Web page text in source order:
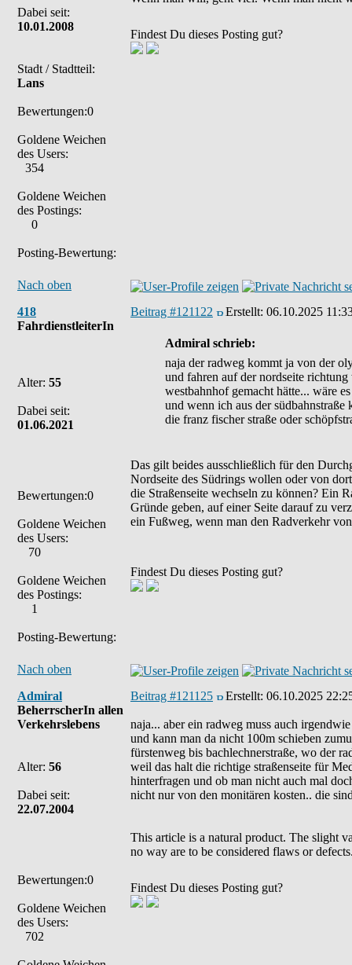
Dabei seit:
10.01.2008
Stadt / Stadtteil:
Lans
Bewertungen:0
Goldene Weichen
des Users:
354
Goldene Weichen
des Postings:
0
Posting-Bewertung:
Findest Du dieses Posting gut?
Nach oben
418
FahrdienstleiterIn
Alter: 55
Dabei seit:
01.06.2021
Bewertungen:0
Goldene Weichen
des Users:
70
Goldene Weichen
des Postings:
1
Posting-Bewertung:
Beitrag #121122 Erstellt: 06.10.2025
Admiral schrieb:
naja der radweg kommt ja von der
und fahren auf der nordseite
westbahnhof gemacht hätte... wäre
und wenn ich aus der
die franz fischer straße oder
Das gilt beides ausschließlich für den
Nordseite des Südrings wollen oder von
die Straßenseite wechseln zu können? Ein
Gründe geben, auf einer Seite darauf zu
ein Fußweg, wenn man den Radverkehr
Findest Du dieses Posting gut?
Nach oben
Admiral
BeherrscherIn allen
Verkehrslebens
Alter: 56
Dabei seit:
22.07.2004
Bewertungen:0
Goldene Weichen
des Users:
702
Beitrag #121125 Erstellt: 06.10.2025
naja... aber ein radweg muss auch
und kann man da nicht 100m schieben
fürstenweg bis bachlechnerstraße, wo der
weil das halt die richtige straßenseite für
hinterfragen und ob man nicht auch mal
nicht nur von den monitären kosten.. die
This article is a natural product. The slight
no way are to be considered flaws or
Findest Du dieses Posting gut?